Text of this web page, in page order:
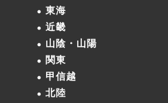
東海
近畿
山陰・山陽
関東
甲信越
北陸